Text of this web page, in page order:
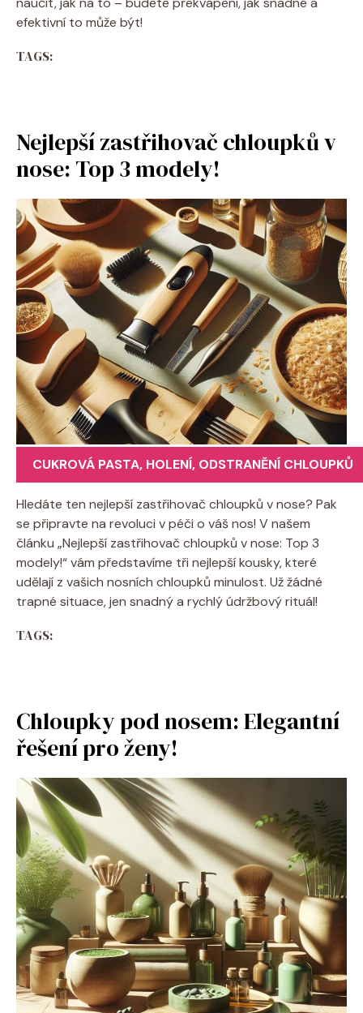
efektivní to může být!
TAGS:
Nejlepší zastřihovač chloupků v
nose: Top 3 modely!
CUKROVÁ PASTA, HOLENÍ, ODSTRANĚNÍ CHLOUPKŮ
Hledáte ten nejlepší zastřihovač chloupků v nose? Pak
se připravte na revoluci v péči o váš nos! V našem
článku „Nejlepší zastřihovač chloupků v nose: Top 3
modely!“ vám představíme tři nejlepší kousky, které
udělají z vašich nosních chloupků minulost. Už žádné
trapné situace, jen snadný a rychlý údržbový rituál!
TAGS:
Chloupky pod nosem: Elegantní
řešení pro ženy!